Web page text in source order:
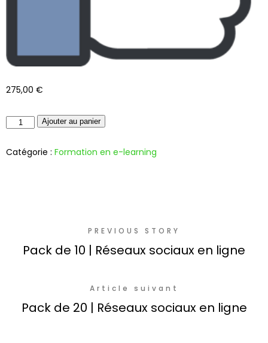
275,00 €
Ajouter au panier
Catégorie : Formation en e-learning
PREVIOUS STORY
Pack de 10 | Réseaux sociaux en ligne
Article suivant
Pack de 20 | Réseaux sociaux en ligne